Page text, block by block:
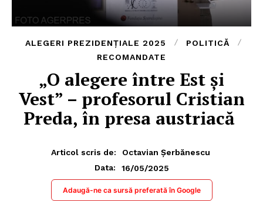
ALEGERI PREZIDENȚIALE 2025
POLITICĂ
RECOMANDATE
„O alegere între Est și
Vest” – profesorul Cristian
Preda, în presa austriacă
Articol scris de:
Octavian Șerbănescu
Data:
16/05/2025
Adaugă-ne ca sursă preferată în Google